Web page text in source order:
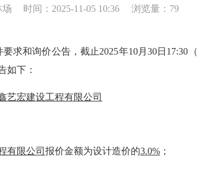
场 时间：2025-11-05 10:36 浏览量： 79
要求和询价公告，截止2025年10月30日 17:30
如下：
艺宏建设工程有限公司
有限公司 报价金额为设计造价的3.0%；